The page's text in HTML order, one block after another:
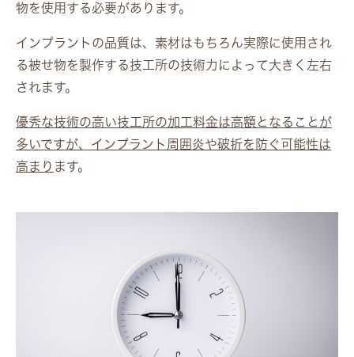
物を使用する必要があります。
インプラントの品質は、素材はもちろん実際に使用され
る被せ物を製作する技工所の技術力によって大きく左右
されます。
優秀な技術の高い技工所の加工料金は高額となることが
多いですが、インプラント周囲炎や破折を防ぐ可能性は
高まり ます。